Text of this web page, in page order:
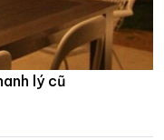
lý cũ